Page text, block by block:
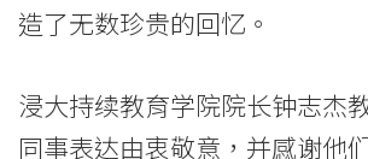
港
造了无数珍贵的回忆。
浸大持续教育学院院长钟志杰
同事表达由衷敬意，并感谢他